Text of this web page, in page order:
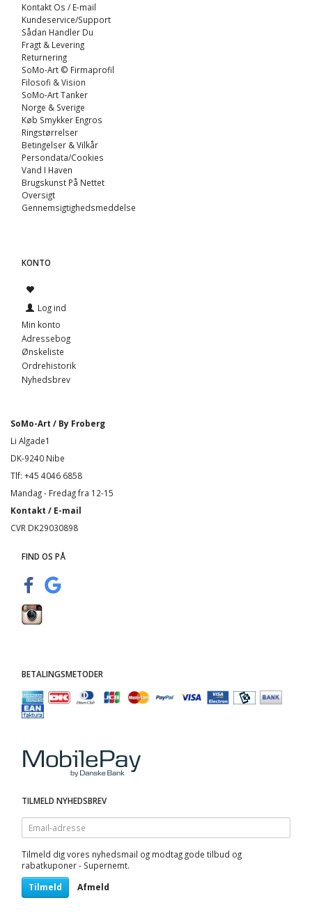
Kontakt Os / E-mail
Kundeservice/Support
Sådan Handler Du
Fragt & Levering
Returnering
SoMo-Art © Firmaprofil
Filosofi & Vision
SoMo-Art Tanker
Norge & Sverige
Køb Smykker Engros
Ringstørrelser
Betingelser & Vilkår
Persondata/Cookies
Vand I Haven
Brugskunst På Nettet
Oversigt
Gennemsigtighedsmeddelse
KONTO
Log ind
Min konto
Adressebog
Ønskeliste
Ordrehistorik
Nyhedsbrev
SoMo-Art / By Froberg
Li Algade1
DK-9240 Nibe
Tlf: +45 4046 6858
Mandag - Fredag fra 12-15
Kontakt / E-mail
CVR DK29030898
FIND OS PÅ
BETALINGSMETODER
TILMELD NYHEDSBREV
Email-
adresse
Tilmeld dig vores nyhedsmail og modtag gode tilbud og
rabatkuponer - Supernemt.
Tilmeld Afmeld